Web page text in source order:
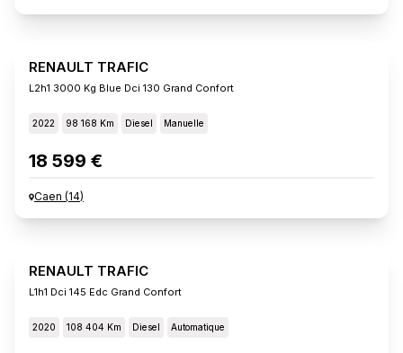
RENAULT TRAFIC
L2h1 3000 Kg Blue Dci 130 Grand Confort
2022 98 168 Km Diesel Manuelle
18 599 €
Caen (14)
RENAULT TRAFIC
L1h1 Dci 145 Edc Grand Confort
2020 108 404 Km Diesel Automatique